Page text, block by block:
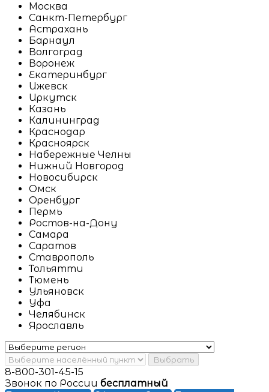
Москва
Санкт-Петербург
Астрахань
Барнаул
Волгоград
Воронеж
Екатеринбург
Ижевск
Иркутск
Казань
Калининград
Краснодар
Красноярск
Набережные Челны
Нижний Новгород
Новосибирск
Омск
Оренбург
Пермь
Ростов-на-Дону
Самара
Саратов
Ставрополь
Тольятти
Тюмень
Ульяновск
Уфа
Челябинск
Ярославль
Выбрать
8-800-301-45-15
Звонок по России бесплатный